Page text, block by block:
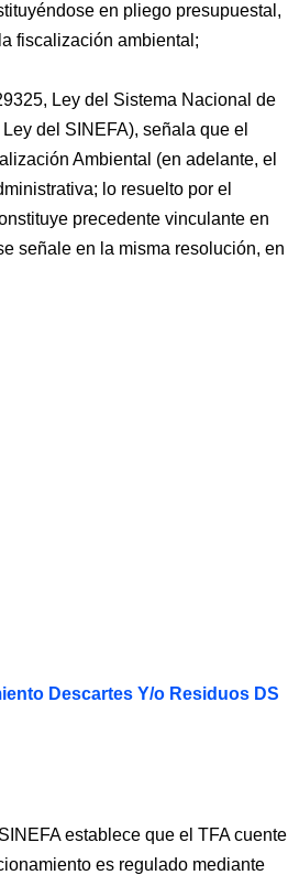
en pliego presupuestal,
fiscalización ambiental;
Ley del Sistema Nacional de
del SINEFA), señala que el
Ambiental (en adelante, el
lo resuelto por el
precedente vinculante en
señale en la misma resolución, en
Descartes Y/o Residuos DS
establece que el TFA cuente
es regulado mediante